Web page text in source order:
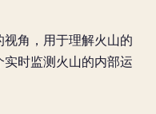
角，用于理解火山的
时监测火山的内部运